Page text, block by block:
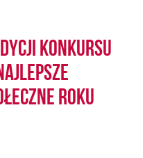
– NOWOŚĆ!
Konkursu
Roku